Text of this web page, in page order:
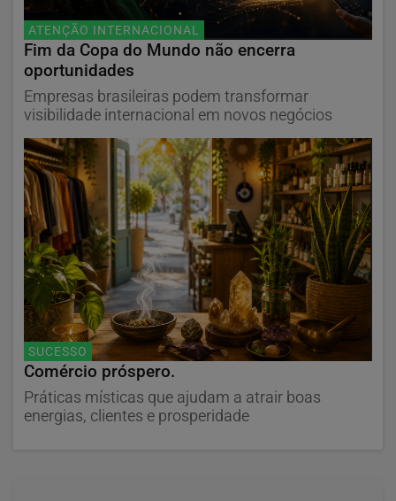
ATENÇÃO INTERNACIONAL
Fim da Copa do Mundo não encerra
oportunidades
Empresas brasileiras podem transformar
visibilidade internacional em novos negócios
SUCESSO
Comércio próspero.
Práticas místicas que ajudam a atrair boas
energias, clientes e prosperidade